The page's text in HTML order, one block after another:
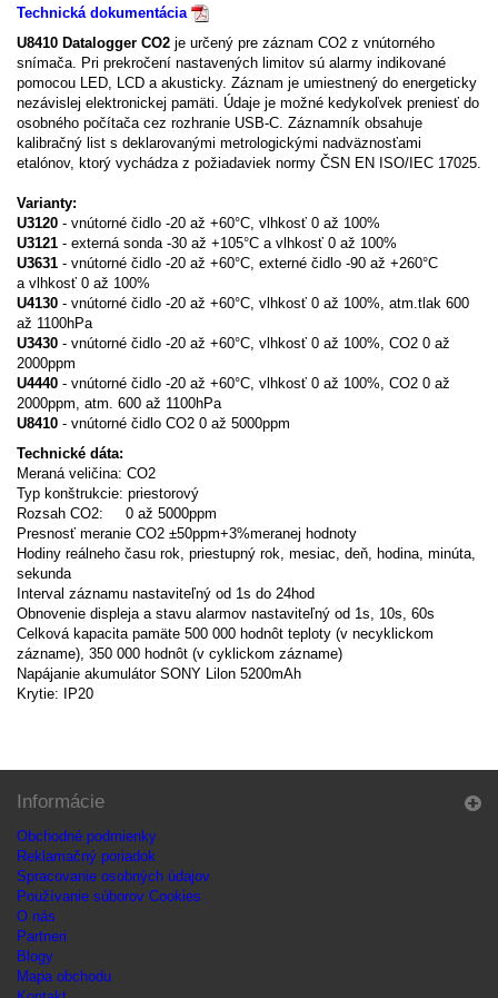
Technická dokumentácia
U8410 Datalogger CO2 je určený pre záznam CO2 z vnútorného
snímača. Pri prekročení nastavených limitov sú alarmy indikované
pomocou LED, LCD a akusticky. Záznam je umiestnený do energeticky
nezávislej elektronickej pamäti. Údaje je možné kedykoľvek preniesť do
osobného počítača cez rozhranie USB-C. Záznamník obsahuje
kalibračný list s deklarovanými metrologickými nadväznosťami
etalónov, ktorý vychádza z požiadaviek normy ČSN EN ISO/IEC 17025.
Varianty:
U3120 - vnútorné čidlo -20 až +60°C, vlhkosť 0 až 100%
U3121 - externá sonda -30 až +105°C a vlhkosť 0 až 100%
U3631 - vnútorné čidlo -20 až +60°C, externé čidlo -90 až +260°C
a vlhkosť 0 až 100%
U4130 - vnútorné čidlo -20 až +60°C, vlhkosť 0 až 100%, atm.tlak 600
až 1100hPa
U3430 - vnútorné čidlo -20 až +60°C, vlhkosť 0 až 100%, CO2 0 až
2000ppm
U4440 - vnútorné čidlo -20 až +60°C, vlhkosť 0 až 100%, CO2 0 až
2000ppm, atm. 600 až 1100hPa
U8410 - vnútorné čidlo CO2 0 až 5000ppm
Technické dáta:
Meraná veličina: CO2
Typ konštrukcie: priestorový
Rozsah CO2: 0 až 5000ppm
Presnosť meranie CO2 ±50ppm+3%meranej hodnoty
Hodiny reálneho času rok, priestupný rok, mesiac, deň, hodina, minúta,
sekunda
Interval záznamu nastaviteľný od 1s do 24hod
Obnovenie displeja a stavu alarmov nastaviteľný od 1s, 10s, 60s
Celková kapacita pamäte 500 000 hodnôt teploty (v necyklickom
zázname), 350 000 hodnôt (v cyklickom zázname)
Napájanie akumulátor SONY Lilon 5200mAh
Krytie: IP20
Informácie
Obchodné podmienky
Reklamačný poriadok
Spracovanie osobných údajov
Používanie súborov Cookies
O nás
Partneri
Blogy
Mapa obchodu